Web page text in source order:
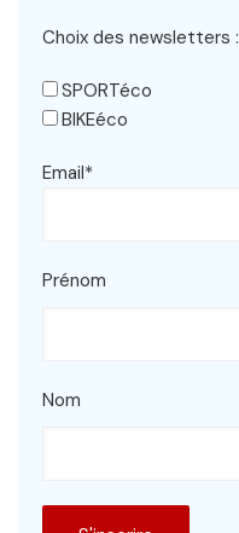
Choix des newsletters :
SPORTéco
BIKEéco
Email*
Prénom
Nom